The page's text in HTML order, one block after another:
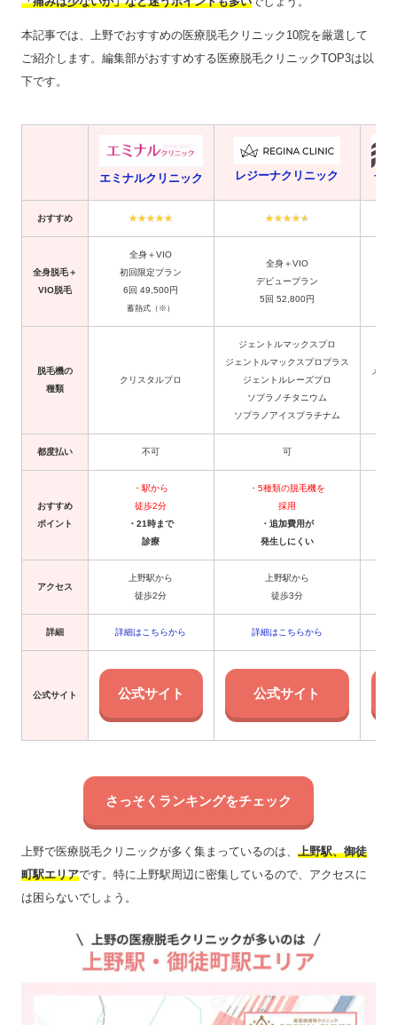
本記事では、上野でおすすめの医療脱毛クリニック10院を厳選して
ご紹介します。編集部がおすすめする医療脱毛クリニックTOP3は以
下です。
エミナルクリニック レジーナクリニック フ
おすすめ
全身脱毛＋
VIO脱毛
全身＋VIO
初回限定プラン
6回 49,500円
蓄熱式（※）
全身＋VIO
デビュープラン
5回 52,800円
脱毛機の
種類
クリスタルプロ
ジェントルマックスプロ
ジェントルマックスプロプラス
ジェントルレーズプロ
ソプラノチタニウム
ソプラノアイスプラチナム
メデ
都度払い 不可 可
おすすめ
ポイント
・駅から
徒歩2分
・21時まで
診療
・5種類の脱毛機を
採用
・追加費用が
発生しにくい
アクセス
上野駅から
徒歩2分
上野駅から
徒歩3分
詳細 詳細はこちらから 詳細はこちらから
公式サイト 公式サイト 公式サイト
さっそくランキングをチェック
上野で医療脱毛クリニックが多く集まっているのは、 上野駅、御徒
町駅エリアです。特に上野駅周辺に密集しているので、アクセスに
は困らないでしょう。